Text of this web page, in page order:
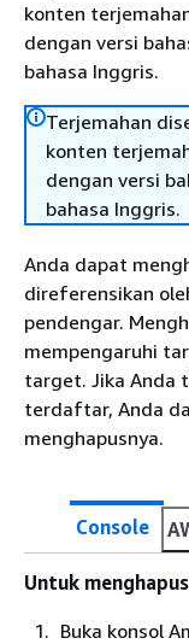
konten
dengan versi
bahasa Inggris.
Terjemahan
konten
dengan versi
bahasa Inggris.
Anda dapat
direferensikan
pendengar.
mempengaruhi
target. Jika Anda
terdaftar, Anda
menghapusnya.
Console
Untuk
Buka konsol